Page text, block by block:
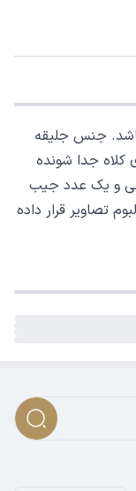
جنس جلیقه
جدا شونده
و یک عدد جیب
تصاویر قرار داده